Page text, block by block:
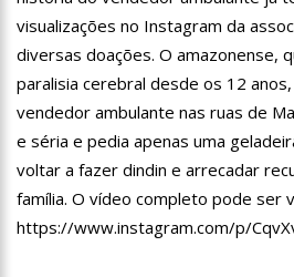
15:00 Com a família, Israel Carvalho
neste 07 de
23:48
Hissa Abrahão é recebido por
Manaus
23:40 Hissa Abrahão critica decisão de
de
18:08 Com quase 300 mil votos para
recebido por multidão na
12:51 Hissa Abrahão dispara e deve
Câmara Federal
visualizações no Instagram da
diversas doações. O amazonense,
paralisia cerebral desde os 12
vendedor ambulante nas ruas de
e séria e pedia apenas uma
voltar a fazer dindin e arrecadar
família. O vídeo completo pode ser
https://www.instagram.com/p/